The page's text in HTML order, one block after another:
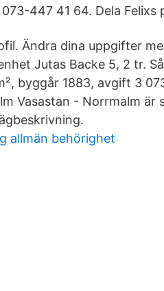
447 41 64. Dela Felixs
Ändra dina uppgifter
Jutas Backe 5, 2 tr.
byggår 1883, avgift 3
Vasastan - Norrmalm är
allmän behörighet